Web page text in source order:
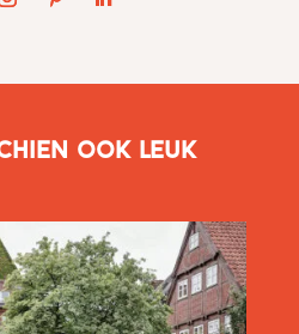
ook leuk